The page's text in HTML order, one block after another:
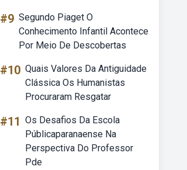
#9 Segundo Piaget O
Conhecimento Infantil Acontece
Por Meio De Descobertas
#10 Quais Valores Da Antiguidade
Clássica Os Humanistas
Procuraram Resgatar
#11 Os Desafios Da Escola
Públicaparanaense Na
Perspectiva Do Professor
Pde